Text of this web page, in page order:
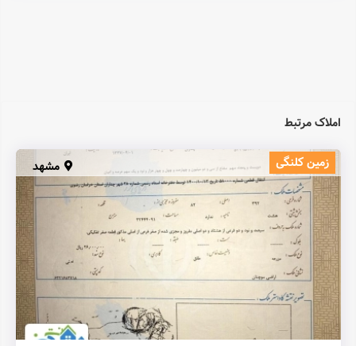
املاک مرتبط
زمین کلنگی مشهد